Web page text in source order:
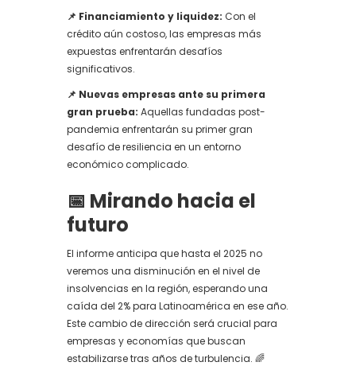
📌 Financiamiento y liquidez: Con el
crédito aún costoso, las empresas más
expuestas enfrentarán desafíos
significativos.
📌 Nuevas empresas ante su primera
gran prueba: Aquellas fundadas post-
pandemia enfrentarán su primer gran
desafío de resiliencia en un entorno
económico complicado.
📅 Mirando hacia el
futuro
El informe anticipa que hasta el 2025 no
veremos una disminución en el nivel de
insolvencias en la región, esperando una
caída del 2% para Latinoamérica en ese año.
Este cambio de dirección será crucial para
empresas y economías que buscan
estabilizarse tras años de turbulencia. 🌈